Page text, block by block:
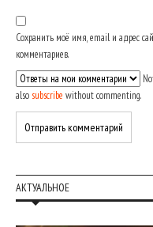
Сохранить моё имя, email и адрес
комментариев.
also subscribe without commenting.
АКТУАЛЬНОЕ